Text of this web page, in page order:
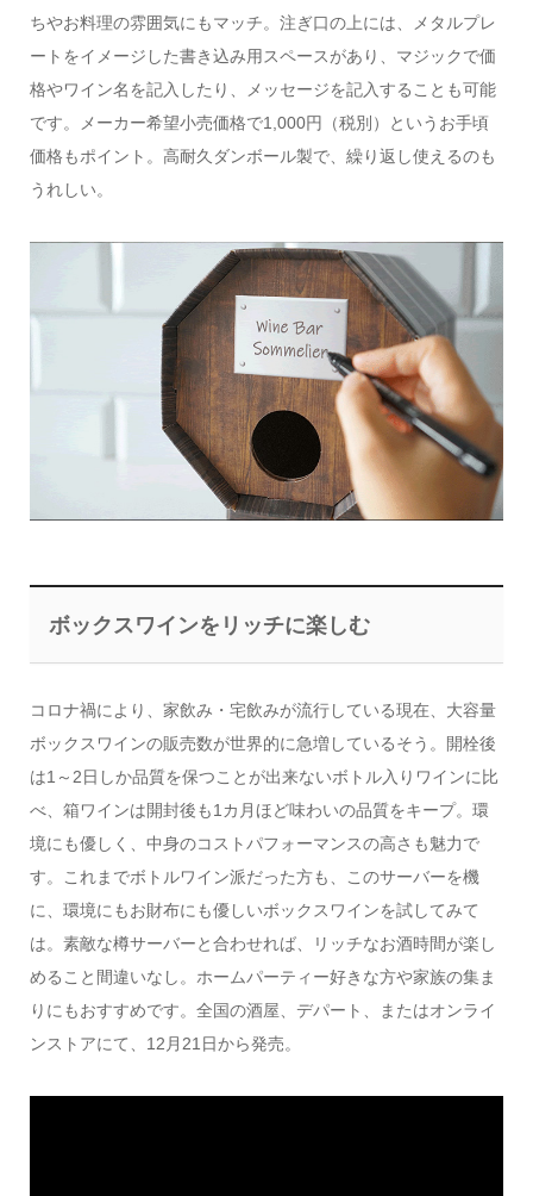
ちやお料理の雰囲気にもマッチ。注ぎ口の上には、メタルプレ
ートをイメージした書き込み用スペースがあり、マジックで価
格やワイン名を記入したり、メッセージを記入することも可能
です。メーカー希望小売価格で1,000円（税別）というお手頃
価格もポイント。高耐久ダンボール製で、繰り返し使えるのも
うれしい。
ボックスワインをリッチに楽しむ
コロナ禍により、家飲み・宅飲みが流行している現在、大容量
ボックスワインの販売数が世界的に急増しているそう。開栓後
は1～2日しか品質を保つことが出来ないボトル入りワインに比
べ、箱ワインは開封後も1カ月ほど味わいの品質をキープ。環
境にも優しく、中身のコストパフォーマンスの高さも魅力で
す。これまでボトルワイン派だった方も、このサーバーを機
に、環境にもお財布にも優しいボックスワインを試してみて
は。素敵な樽サーバーと合わせれば、リッチなお酒時間が楽し
めること間違いなし。ホームパーティー好きな方や家族の集ま
りにもおすすめです。全国の酒屋、デパート、またはオンライ
ンストアにて、12月21日から発売。